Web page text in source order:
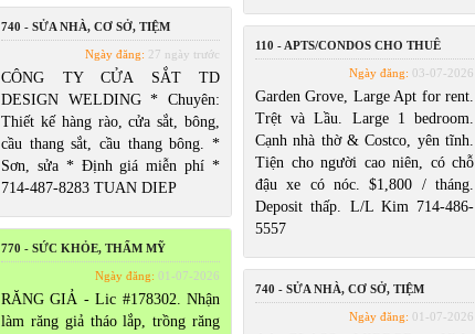
740 - SỬA NHÀ, CƠ SỞ, TIỆM
Ngày đăng: 27 ngày trước
CÔNG TY CỬA SẮT TD
DESIGN WELDING * Chuyên:
Thiết kế hàng rào, cửa sắt, bông,
cầu thang sắt, cầu thang bông. *
Sơn, sửa * Định giá miễn phí *
714-487-8283 TUAN DIEP
110 - APTS/CONDOS CHO THUÊ
Ngày đăng: 03-07-2026
Garden Grove, Large Apt for rent.
Trệt và Lầu. Large 1 bedroom.
Cạnh nhà thờ & Costco, yên tĩnh.
Tiện cho người cao niên, có chỗ
đậu xe có nóc. $1,800 / tháng.
Deposit thấp. L/L Kim 714-486-
5557
770 - SỨC KHỎE, THẨM MỸ
Ngày đăng: 01-07-2026
RĂNG GIẢ - Lic #178302. Nhận
làm răng giả tháo lắp, trồng răng
740 - SỬA NHÀ, CƠ SỞ, TIỆM
Ngày đăng: 01-07-2026